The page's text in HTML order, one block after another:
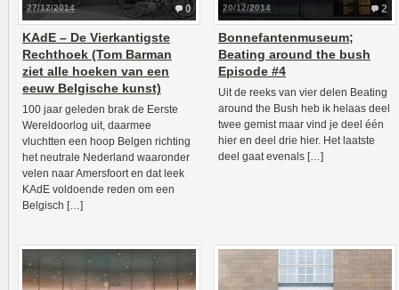
0
27/12/2014
KAdE – De Vierkantigste
Rechthoek (Tom Barman
ziet alle hoeken van een
eeuw Belgische kunst)
100 jaar geleden brak de Eerste
Wereldoorlog uit, daarmee
vluchtten een hoop Belgen richting
het neutrale Nederland waaronder
velen naar Amersfoort en dat leek
KAdE voldoende reden om een
Belgisch […]
2
20/12/2014
Bonnefantenmuseum;
Beating around the bush
Episode #4
Uit de reeks van vier delen Beating
around the Bush heb ik helaas deel
twee gemist maar vind je deel één
hier en deel drie hier. Het laatste
deel gaat evenals […]